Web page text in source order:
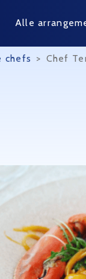
Alle
chefs > Chef